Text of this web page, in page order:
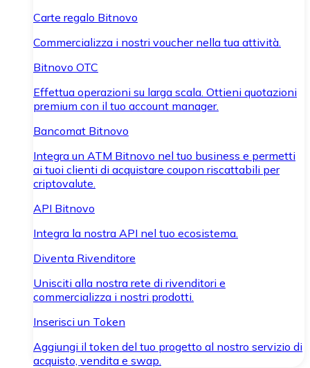
Carte regalo Bitnovo
Commercializza i nostri voucher nella tua attività.
Bitnovo OTC
Effettua operazioni su larga scala. Ottieni quotazioni
premium con il tuo account manager.
Bancomat Bitnovo
Integra un ATM Bitnovo nel tuo business e permetti
ai tuoi clienti di acquistare coupon riscattabili per
criptovalute.
API Bitnovo
Integra la nostra API nel tuo ecosistema.
Diventa Rivenditore
Unisciti alla nostra rete di rivenditori e
commercializza i nostri prodotti.
Inserisci un Token
Aggiungi il token del tuo progetto al nostro servizio di
acquisto, vendita e swap.